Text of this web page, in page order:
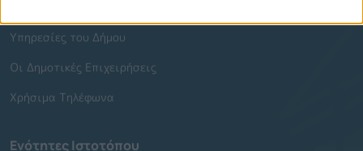
Υπηρεσίες του Δήμου
Οι Δημοτικές Επιχειρήσεις
Χρήσιμα Τηλέφωνα
Ενότητες Ιστοτόπου